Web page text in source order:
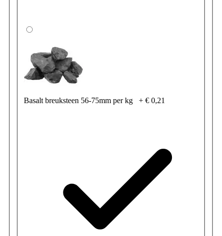
Basalt breuksteen 56-75mm per kg + € 0,21